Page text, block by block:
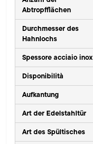
Abtropfflächen
Durchmesser des
Hahnlochs
Spessore acciaio inox
Disponibilità
Aufkantung
Art der Edelstahltür
Art des Spültisches